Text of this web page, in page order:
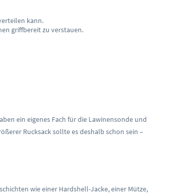
kann.
griffbereit zu verstauen.
ein eigenes Fach für die Lawinensonde und
Rucksack sollte es deshalb schon sein –
wie einer Hardshell-Jacke, einer Mütze,